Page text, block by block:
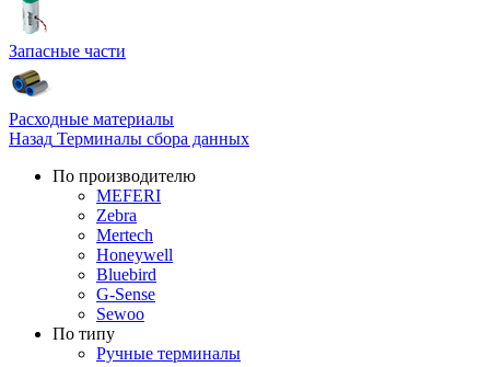
Запасные части
Расходные материалы
Назад Терминалы сбора данных
По производителю
MEFERI
Zebra
Mertech
Honeywell
Bluebird
G-Sense
Sewoo
По типу
Ручные терминалы